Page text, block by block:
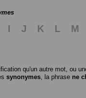
I J K L M
qu'un autre mot, ou
synonymes, la phrase ne